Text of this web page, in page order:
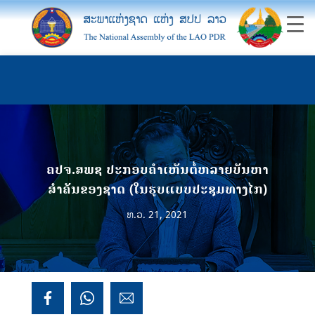
ຄປຈ.ສພຊ ປະກອບຄຳເຫັນຕໍ່ຫລາຍບັນຫາ
ສຳຄັນຂອງຊາດ (ໃນຮູບແບບປະຊຸມທາງໄກ)
ທ.ວ. 21, 2021